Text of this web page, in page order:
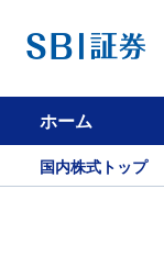
ホーム
国内株式トップ